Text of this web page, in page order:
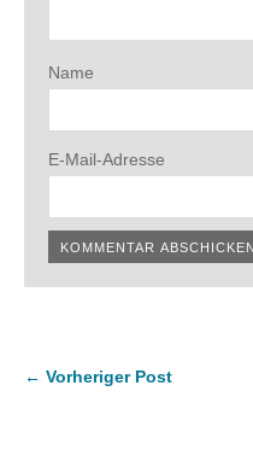
Name
E-Mail-Adresse
← Vorheriger Post